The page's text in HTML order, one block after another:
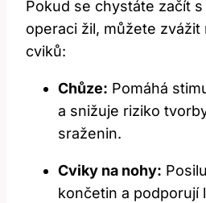
Pokud se chystáte začít
operaci žil, můžete zvážit
cviků:
Chůze: Pomáhá
a snižuje riziko
sraženin.
Cviky na nohy:
končetin a podporují